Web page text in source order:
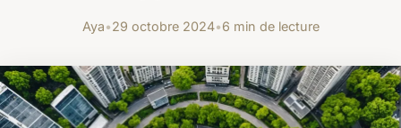
Aya•29 octobre 2024•6 min de lecture